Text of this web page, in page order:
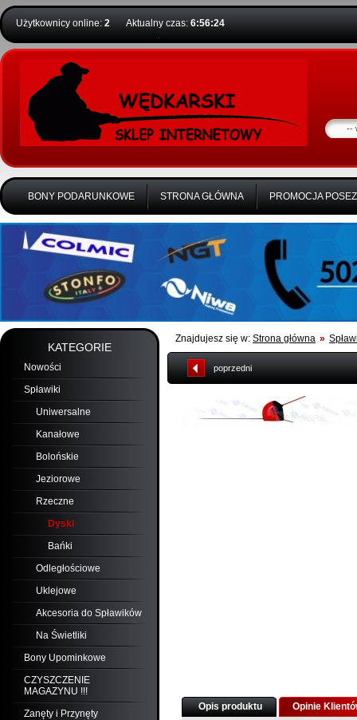
Użytkownicy online: 2 Aktualny czas: 6:56:24
BONY PODARUNKOWE STRONA GŁÓWNA PROMOCJA
KATEGORIE
Nowości
Spławiki
Uniwersalne
Kanałowe
Bolońskie
Jeziorowe
Rzeczne
Dyski
Bańki
Odległościowe
Uklejowe
Akcesoria do Spławików
Na Świetliki
Bony Upominkowe
CZYSZCZENIE
MAGAZYNU !!!
Zanęty i Przynęty
Znajdujesz się w: Strona główna »
poprzedni
Opis produktu Opinie